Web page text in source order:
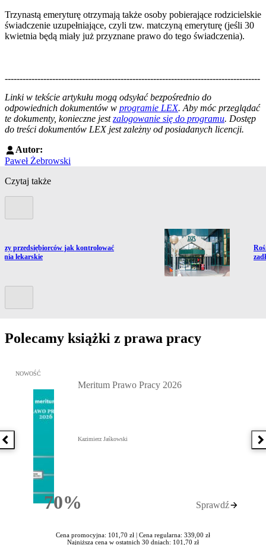
Trzynastą emeryturę otrzymają także osoby pobierające rodzicielskie
świadczenie uzupełniające, czyli tzw. matczyną emeryturę (jeśli 30
kwietnia będą miały już przyznane prawo do tego świadczenia).
--------------------------------------------------------------------------------------
Linki w tekście artykułu mogą odsyłać bezpośrednio do
odpowiednich dokumentów w programie LEX. Aby móc przeglądać
te dokumenty, konieczne jestzalogowanie się do programu. Dostęp
do treści dokumentów LEX jest zależny od posiadanych licencji.
Autor:
Paweł Żebrowski
Czytaj także
do artykułu:
przedsiębiorców jak kontrolować
lekarskie
Polecamy książki z prawa pracy
Poprzednia książka
Przejdź do: Meritum Prawo Pracy 2026, Kazimierz Jaśkowski -
NOWOŚĆ
70%Rabatu
Meritum Prawo Pracy 2026
Kazimierz Jaśkowski
Sprawdź
Cena promocyjna: 101,70 zł | Cena regularna: 339,00 zł
Najniższa cena w ostatnich 30 dniach: 101,70 zł